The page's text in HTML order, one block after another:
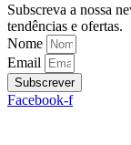
Subscreva a nossa
tendências e ofertas.
Nome
Email
Subscrever
Facebook-f